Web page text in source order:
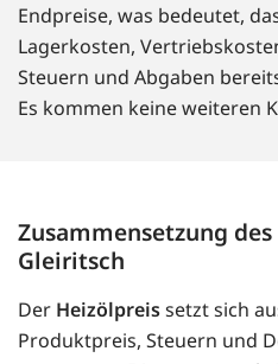
Endpreise, was bedeutet,
Lagerkosten,
Steuern und Abgaben
Es kommen keine weiteren
Zusammensetzung
Gleiritsch
Der Heizölpreissetzt sich
Produktpreis, Steuern und